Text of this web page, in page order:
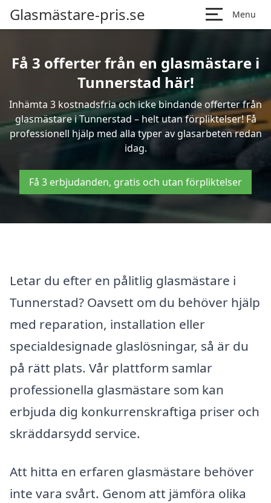
Glasmästare-pris.se Menu
Få 3 offerter från en glasmästare i
Tunnerstad här!
Inhämta 3 kostnadsfria och icke bindande offerter från
glasmästare i Tunnerstad – helt utan förpliktelser! Få
professionell hjälp med alla typer av glasarbeten redan
idag.
Få 3 erbjudanden, gratis och utan förpliktelser
Letar du efter en pålitlig glasmästare i
Tunnerstad? Oavsett om du behöver hjälp
med reparation, installation eller
specialdesignade glaslösningar, så är du
på rätt plats. Vår plattform samlar
professionella glasmästare som kan
erbjuda dig konkurrenskraftiga priser och
skräddarsydd service.
Att hitta en erfaren glasmästare behöver
inte vara svårt. Genom att jämföra olika